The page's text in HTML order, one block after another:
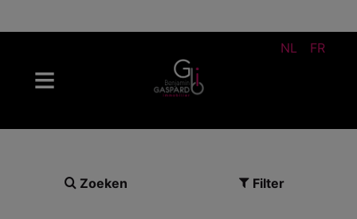
NL FR
Zoeken Filter